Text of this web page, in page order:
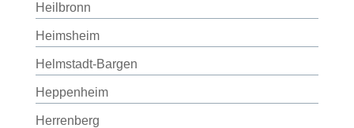
Heilbronn
Heimsheim
Helmstadt-Bargen
Heppenheim
Herrenberg